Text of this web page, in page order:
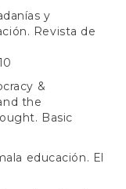
y
Revista de
&
the
Basic
educación. El